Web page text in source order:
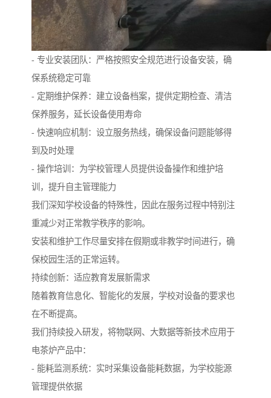
- 专业安装团队：严格按照安全规范进行设备安装，确
保系统稳定可靠
- 定期维护保养：建立设备档案，提供定期检查、清洁
保养服务，延长设备使用寿命
- 快速响应机制：设立服务热线，确保设备问题能够得
到及时处理
- 操作培训：为学校管理人员提供设备操作和维护培
训，提升自主管理能力
我们深知学校设备的特殊性，因此在服务过程中特别注
重减少对正常教学秩序的影响。
安装和维护工作尽量安排在假期或非教学时间进行，确
保校园生活的正常运转。
持续创新：适应教育发展新需求
随着教育信息化、智能化的发展，学校对设备的要求也
在不断提高。
我们持续投入研发，将物联网、大数据等新技术应用于
电茶炉产品中：
- 能耗监测系统：实时采集设备能耗数据，为学校能源
管理提供依据